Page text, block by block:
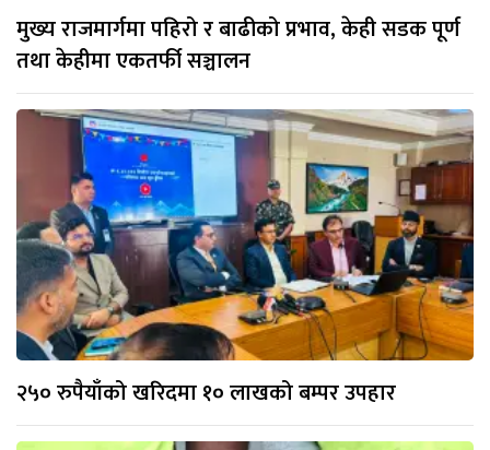
मुख्य राजमार्गमा पहिरो र बाढीको प्रभाव, केही सडक पूर्ण
तथा केहीमा एकतर्फी सञ्चालन
२५० रुपैयाँको खरिदमा १० लाखको बम्पर उपहार